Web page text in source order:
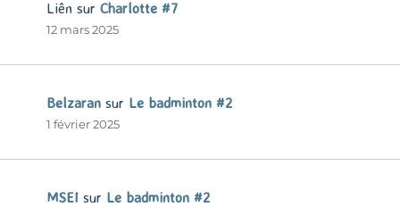
Liên sur Charlotte #7
12 mars 2025
Belzaran sur Le badminton #2
1 février 2025
MSEI sur Le badminton #2